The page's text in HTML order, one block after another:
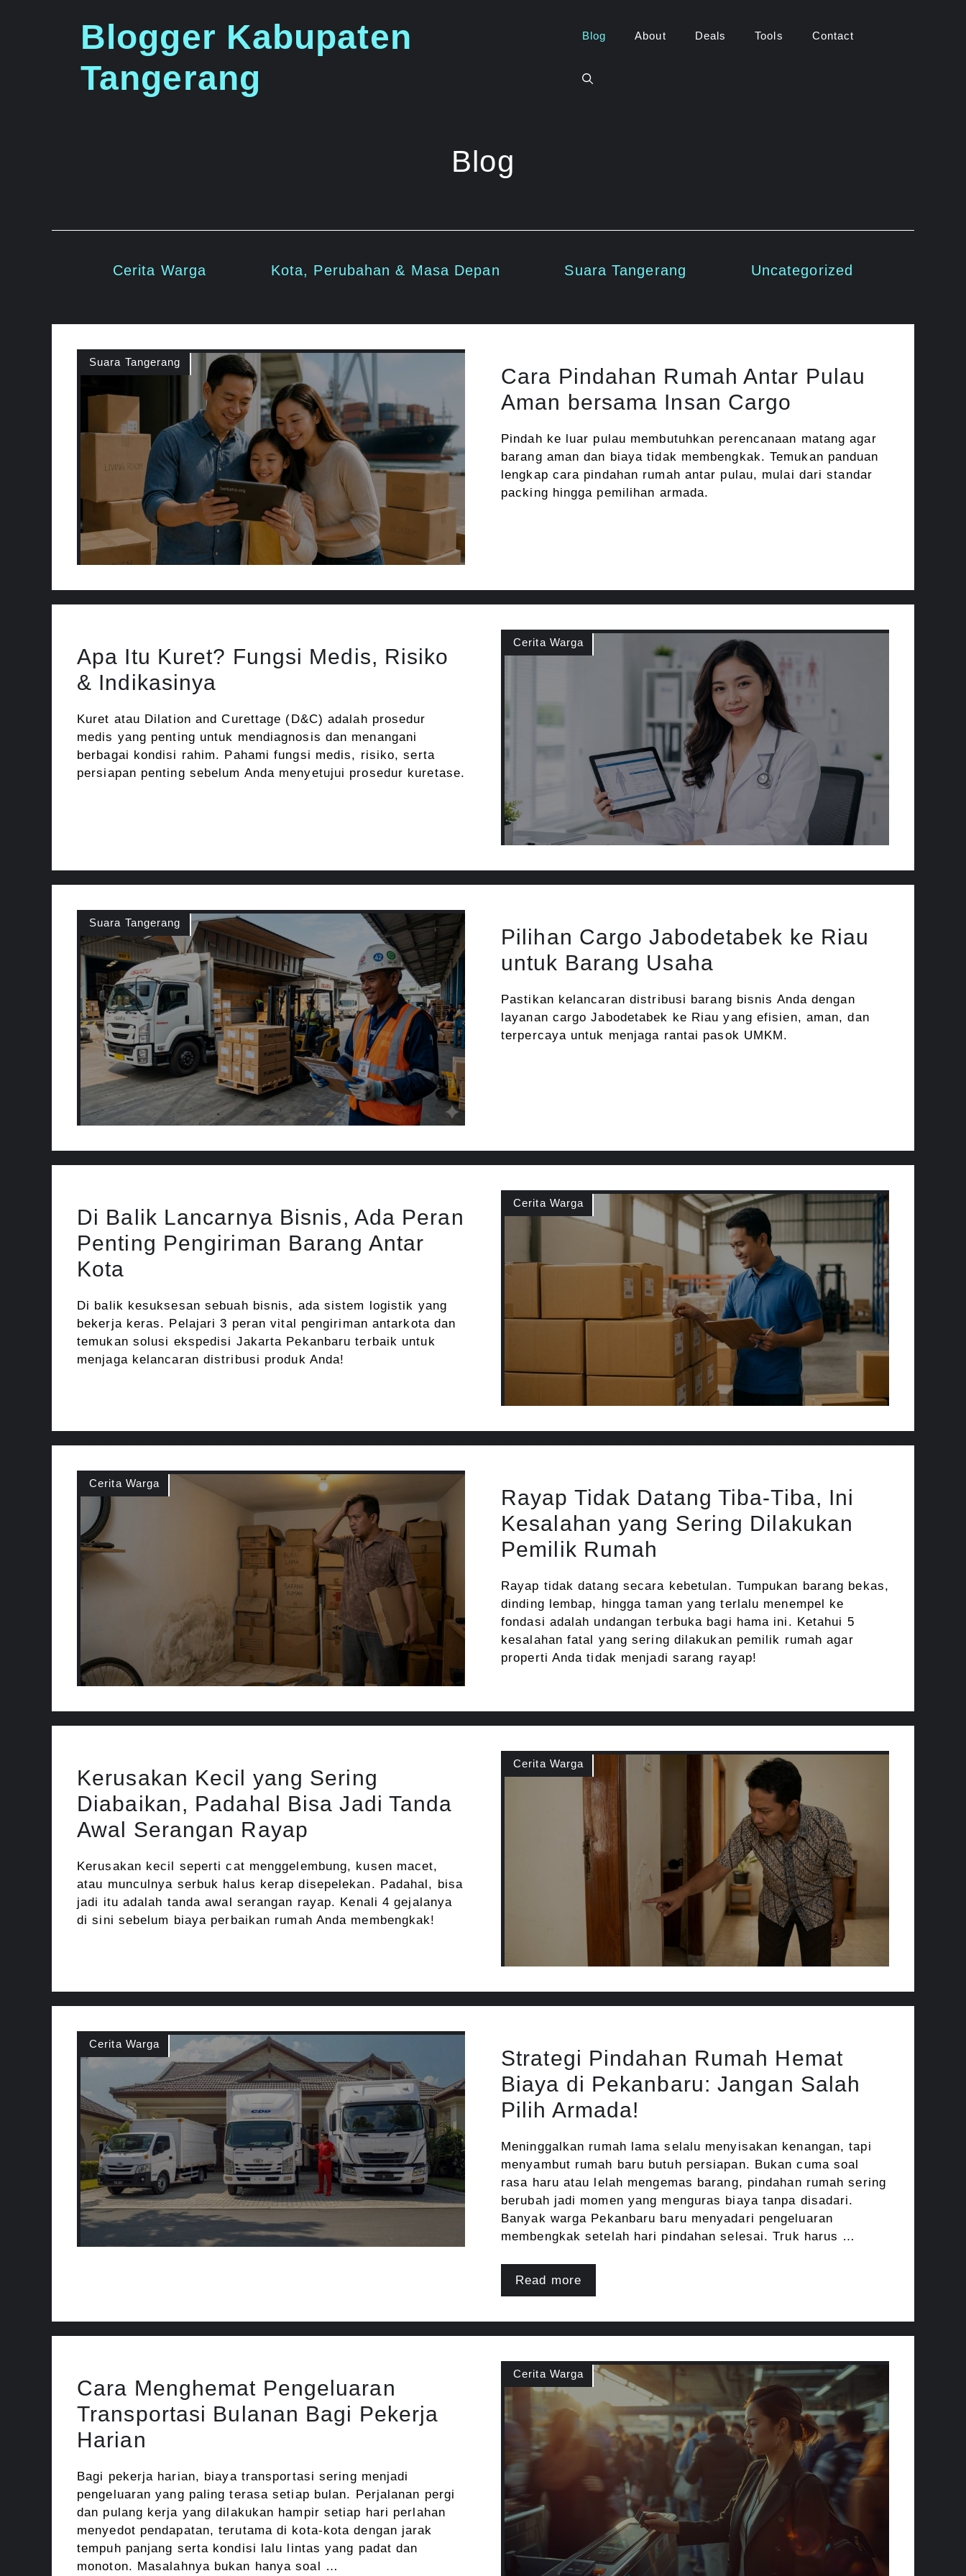
Blogger Kabupaten
Tangerang
Blog About Deals Tools Contact
Blog
Cerita Warga Kota, Perubahan & Masa Depan Suara Tangerang Uncategorized
Suara Tangerang
Cara Pindahan Rumah Antar Pulau
Aman bersama Insan Cargo
Pindah ke luar pulau membutuhkan perencanaan matang agar
barang aman dan biaya tidak membengkak. Temukan panduan
lengkap cara pindahan rumah antar pulau, mulai dari standar
packing hingga pemilihan armada.
Cerita Warga
Apa Itu Kuret? Fungsi Medis, Risiko
& Indikasinya
Kuret atau Dilation and Curettage (D&C) adalah prosedur
medis yang penting untuk mendiagnosis dan menangani
berbagai kondisi rahim. Pahami fungsi medis, risiko, serta
persiapan penting sebelum Anda menyetujui prosedur kuretase.
Suara Tangerang
Pilihan Cargo Jabodetabek ke Riau
untuk Barang Usaha
Pastikan kelancaran distribusi barang bisnis Anda dengan
layanan cargo Jabodetabek ke Riau yang efisien, aman, dan
terpercaya untuk menjaga rantai pasok UMKM.
Cerita Warga
Di Balik Lancarnya Bisnis, Ada Peran
Penting Pengiriman Barang Antar
Kota
Di balik kesuksesan sebuah bisnis, ada sistem logistik yang
bekerja keras. Pelajari 3 peran vital pengiriman antarkota dan
temukan solusi ekspedisi Jakarta Pekanbaru terbaik untuk
menjaga kelancaran distribusi produk Anda!
Cerita Warga
Rayap Tidak Datang Tiba-Tiba, Ini
Kesalahan yang Sering Dilakukan
Pemilik Rumah
Rayap tidak datang secara kebetulan. Tumpukan barang bekas,
dinding lembap, hingga taman yang terlalu menempel ke
fondasi adalah undangan terbuka bagi hama ini. Ketahui 5
kesalahan fatal yang sering dilakukan pemilik rumah agar
properti Anda tidak menjadi sarang rayap!
Cerita Warga
Kerusakan Kecil yang Sering
Diabaikan, Padahal Bisa Jadi Tanda
Awal Serangan Rayap
Kerusakan kecil seperti cat menggelembung, kusen macet,
atau munculnya serbuk halus kerap disepelekan. Padahal, bisa
jadi itu adalah tanda awal serangan rayap. Kenali 4 gejalanya
di sini sebelum biaya perbaikan rumah Anda membengkak!
Cerita Warga
Strategi Pindahan Rumah Hemat
Biaya di Pekanbaru: Jangan Salah
Pilih Armada!
Meninggalkan rumah lama selalu menyisakan kenangan, tapi
menyambut rumah baru butuh persiapan. Bukan cuma soal
rasa haru atau lelah mengemas barang, pindahan rumah sering
berubah jadi momen yang menguras biaya tanpa disadari.
Banyak warga Pekanbaru baru menyadari pengeluaran
membengkak setelah hari pindahan selesai. Truk harus …
Read more
Cerita Warga
Cara Menghemat Pengeluaran
Transportasi Bulanan Bagi Pekerja
Harian
Bagi pekerja harian, biaya transportasi sering menjadi
pengeluaran yang paling terasa setiap bulan. Perjalanan pergi
dan pulang kerja yang dilakukan hampir setiap hari perlahan
menyedot pendapatan, terutama di kota-kota dengan jarak
tempuh panjang serta kondisi lalu lintas yang padat dan
monoton. Masalahnya bukan hanya soal …